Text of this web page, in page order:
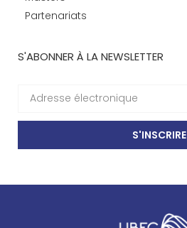
Partenariats
S'ABONNER À LA NEWSLETTER
S'INSCRIRE